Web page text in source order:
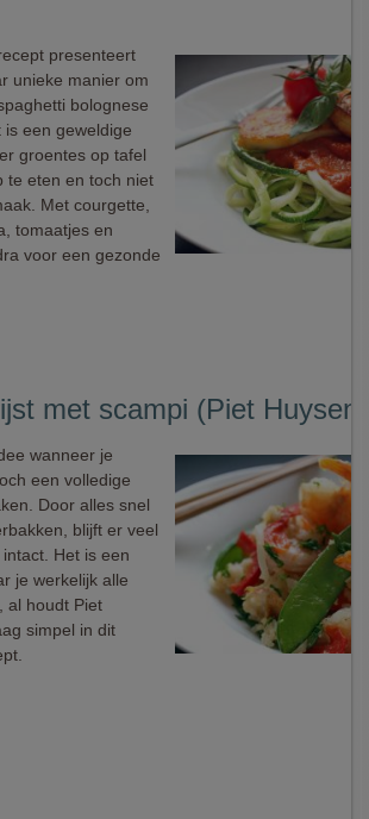
presenteert
unieke manier om
bolognese
een geweldige
groentes op tafel
te eten en toch niet
Met courgette,
tomaatjes en
voor een gezonde
met scampi (Piet
wanneer je
een volledige
Door alles snel
blijft er veel
Het is een
je werkelijk alle
al houdt Piet
simpel in dit